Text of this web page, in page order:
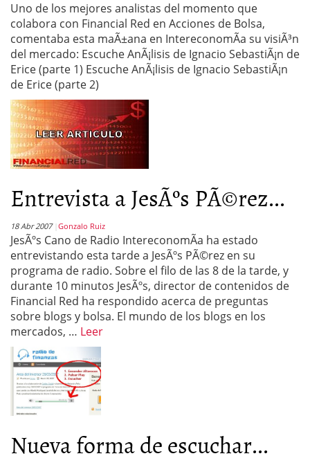
Uno de los mejores analistas del momento que
colabora con Financial Red en Acciones de Bolsa,
comentaba esta maÃ±ana en IntereconomÃ­a su visiÃ³n
del mercado: Escuche AnÃ¡lisis de Ignacio SebastiÃ¡n de
Erice (parte 1) Escuche AnÃ¡lisis de Ignacio SebastiÃ¡n
de Erice (parte 2)
Entrevista a JesÃºs PÃ©rez...
18 Abr 2007 Gonzalo Ruiz
JesÃºs Cano de Radio IntereconomÃ­a ha estado
entrevistando esta tarde a JesÃºs PÃ©rez en su
programa de radio. Sobre el filo de las 8 de la tarde, y
durante 10 minutos JesÃºs, director de contenidos de
Financial Red ha respondido acerca de preguntas
sobre blogs y bolsa. El mundo de los blogs en los
mercados, … Leer
Nueva forma de escuchar...